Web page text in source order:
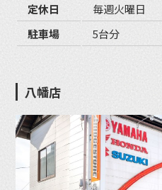
定休日
毎週火曜日
駐車場
5台分
八幡店